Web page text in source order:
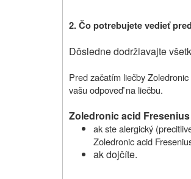
2.Čo potrebujete vedieť
Dôsledne dodržiavajte
Pred začatím liečby
vašu odpoveď na liečbu.
Zoledronic acid
akste alergický
Zoledronic acid
ak dojčíte.